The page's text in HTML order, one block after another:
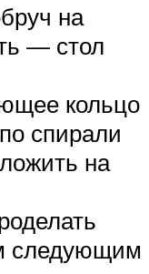
на
— стол
кольцо
спирали
на
следующим